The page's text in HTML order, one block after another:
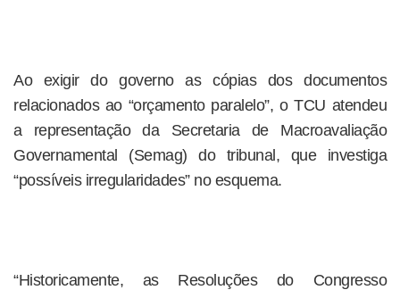
Ao exigir do governo as cópias dos documentos
relacionados ao “orçamento paralelo”, o TCU atendeu
a representação da Secretaria de Macroavaliação
Governamental (Semag) do tribunal, que investiga
“possíveis irregularidades” no esquema.
“Historicamente, as Resoluções do Congresso